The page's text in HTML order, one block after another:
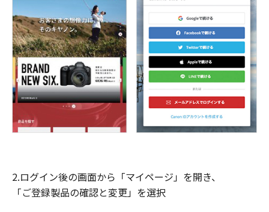
2.ログイン後の画面から「マイページ」を開き、
「ご登録製品の確認と変更」を選択